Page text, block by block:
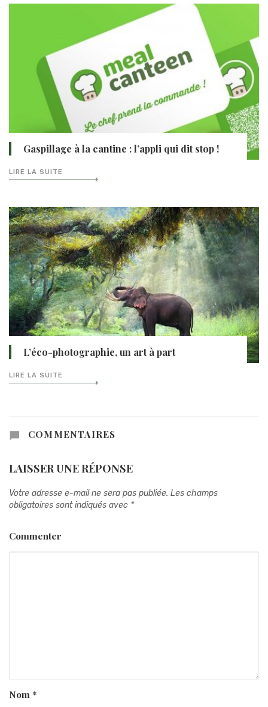
Gaspillage à la cantine : l’appli qui dit stop !
LIRE LA SUITE
L’éco-photographie, un art à part
LIRE LA SUITE
COMMENTAIRES
LAISSER UNE RÉPONSE
Votre adresse e-mail ne sera pas publiée. Les champs
obligatoires sont indiqués avec *
Commenter
Nom *